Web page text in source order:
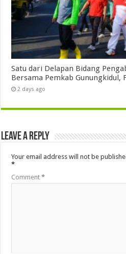
Satu dari Delapan Bidang
Bersama Pemkab Gunungkidul,
2 days ago
Leave a Reply
Your email address will not be
*
Comment*